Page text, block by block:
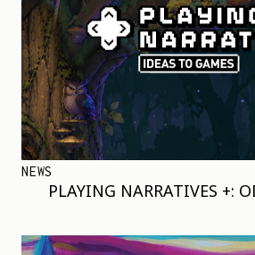
NEWS
PLAYING NARRATIVES +: